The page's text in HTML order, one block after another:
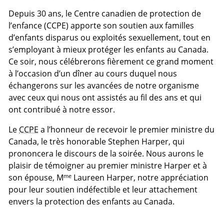
Depuis 30 ans, le Centre canadien de protection de
l’enfance (CCPE) apporte son soutien aux familles
d’enfants disparus ou exploités sexuellement, tout en
s’employant à mieux protéger les enfants au Canada.
Ce soir, nous célébrerons fièrement ce grand moment
à l’occasion d’un dîner au cours duquel nous
échangerons sur les avancées de notre organisme
avec ceux qui nous ont assistés au fil des ans et qui
ont contribué à notre essor.
Le CCPE a l’honneur de recevoir le premier ministre du
Canada, le très honorable Stephen Harper, qui
prononcera le discours de la soirée. Nous aurons le
plaisir de témoigner au premier ministre Harper et à
son épouse, Mme Laureen Harper, notre appréciation
pour leur soutien indéfectible et leur attachement
envers la protection des enfants au Canada.